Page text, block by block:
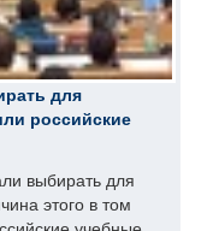
для
российские
выбирать для
этого в том